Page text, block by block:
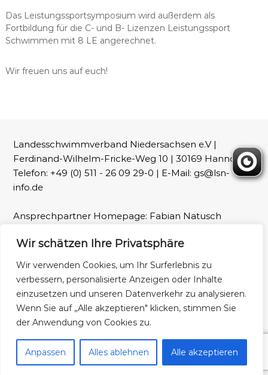
Wir schätzen Ihre Privatsphäre
Wir verwenden Cookies, um Ihr Surferlebnis zu
verbessern, personalisierte Anzeigen oder Inhalte
einzusetzen und unseren Datenverkehr zu analysieren.
Wenn Sie auf „Alle akzeptieren" klicken, stimmen Sie
der Anwendung von Cookies zu.
Anpassen Alles ablehnen Alle akzeptieren
Das Leistungssportsymposium wird außerdem als
Fortbildung für die C- und B- Lizenzen Leistungssport
Schwimmen mit 8 LE angerechnet.
Wir freuen uns auf euch!
Landesschwimmverband Niedersachsen e.V |
Ferdinand-Wilhelm-Fricke-Weg 10 | 30169 Hannover |
Telefon: +49 (0) 511 - 26 09 29-0 | E-Mail: gs@lsn-
info.de
Ansprechpartner Homepage: Fabian Natusch
Fotos: LSN und Patrick Wallbaum
Impressum Datenschutz
Copyright © 2026 Landesschwimmverband NiedersachsenAlle Rechte
vorbehalten. Theme:
von ThemeGrill. Präsentiert von